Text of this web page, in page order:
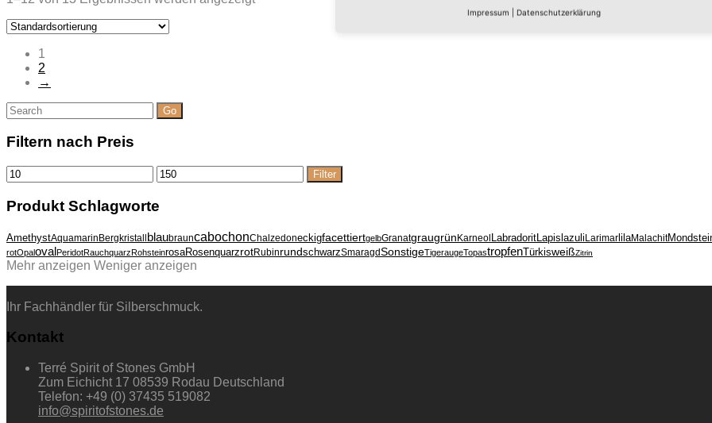
1
2
→
Suche
nach:
Filtern nach Preis
Min.
Preis
Max.
Preis
Filter
Produkt Schlagworte
AmethystAquamarinBergkristall blaubrauncabochonChalzedoneckigfacettiertgelbGranatgraugrünKarneolLabradoritLapislazuliLarimarlilaMalachit
rotOpalovalPeridotRauchquarzRohsteinrosaRosenquarzrotRubinrundschwarzSmaragdSonstigeTigeraugeTopastropfenTürkisweißZitrin
Mehr anzeigen Weniger anzeigen
Ihr Fachhändler für Silberschmuck.
Kontakt
Terré Spirit of Stones GmbH
Zum Eichicht 17 08539 Rodau Deutschland
Telefon: +49 (0) 37435 519082
info@spiritofstones.de
Impressum Datenschutzerklärung